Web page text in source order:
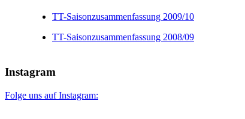
TT-Saisonzusammenfassung 2009/10
TT-Saisonzusammenfassung 2008/09
Instagram
Folge uns auf Instagram: